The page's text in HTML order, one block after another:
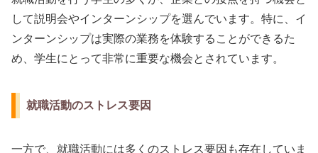
して説明会やインターンシップを選んでいます。特に、イ
ンターンシップは実際の業務を体験することができるた
め、学生にとって非常に重要な機会とされています。
就職活動のストレス要因
一方で、就職活動には多くのストレス要因も存在していま